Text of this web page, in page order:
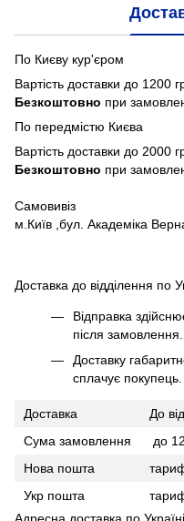
По Києву кур'єром
Вартість доставки до 1200
Безкоштовно при
По передмістю Києва
Вартість доставки до 2000
Безкоштовно при
Самовивіз
м.Київ ,бул. Академіка
Доставка до відділення по
Відправка
після замовлення.
Доставку
сплачує покупець.
Доставка До
Сума замовлення
до
Нова пошта
Укр пошта